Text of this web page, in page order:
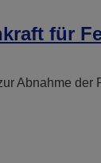
für
Abnahme der